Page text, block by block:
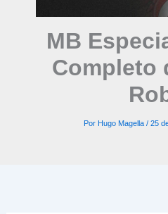
MB
Completo
Por Hugo Magella / 25